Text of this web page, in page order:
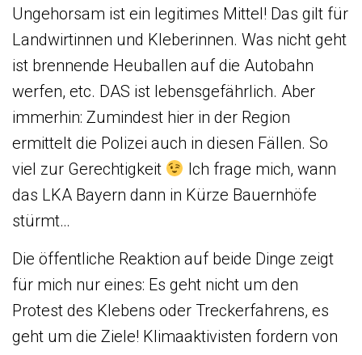
Ungehorsam ist ein legitimes Mittel! Das gilt für
Landwirtinnen und Kleberinnen. Was nicht geht
ist brennende Heuballen auf die Autobahn
werfen, etc. DAS ist lebensgefährlich. Aber
immerhin: Zumindest hier in der Region
ermittelt die Polizei auch in diesen Fällen. So
viel zur Gerechtigkeit
Ich frage mich, wann
das LKA Bayern dann in Kürze Bauernhöfe
stürmt…
Die öffentliche Reaktion auf beide Dinge zeigt
für mich nur eines: Es geht nicht um den
Protest des Klebens oder Treckerfahrens, es
geht um die Ziele! Klimaaktivisten fordern von